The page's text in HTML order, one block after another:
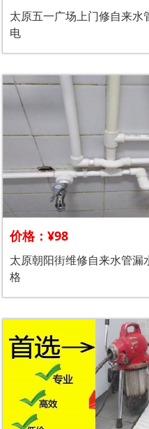
太原五一广场上门修自来水
电
价格：¥98
太原朝阳街维修自来水管漏
格